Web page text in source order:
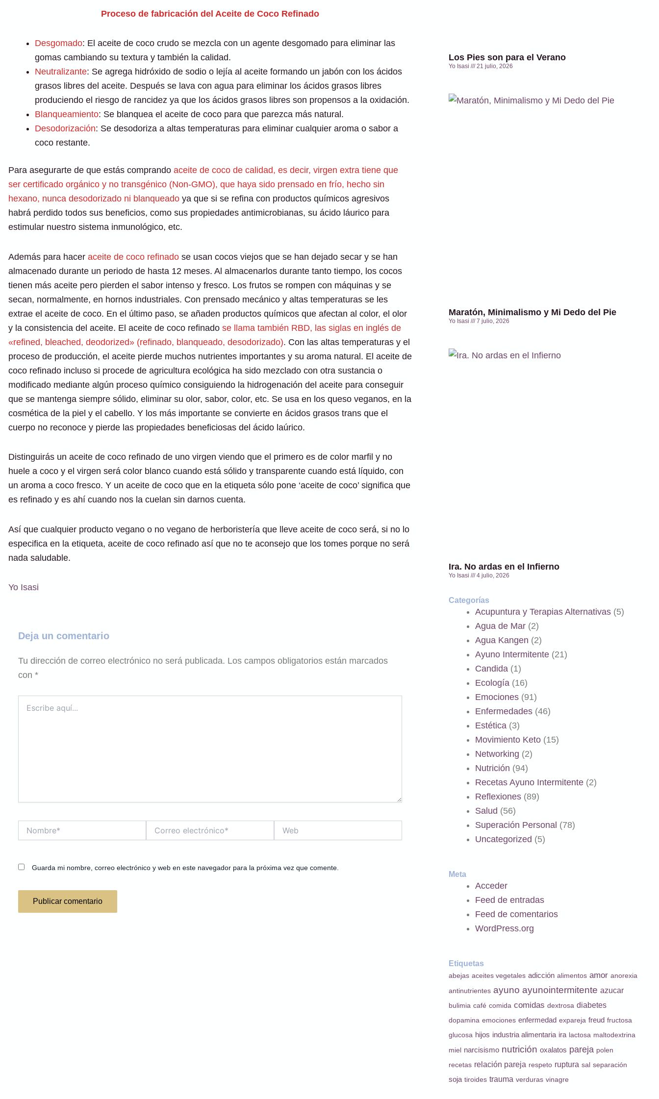
Proceso de fabricación del Aceite de Coco Refinado
Desgomado: El aceite de coco crudo se mezcla con un agente desgomado para eliminar las
gomas cambiando su textura y también la calidad.
Neutralizante: Se agrega hidróxido de sodio o lejía al aceite formando un jabón con los ácidos
grasos libres del aceite. Después se lava con agua para eliminar los ácidos grasos libres
produciendo el riesgo de rancidez ya que los ácidos grasos libres son propensos a la oxidación.
Blanqueamiento: Se blanquea el aceite de coco para que parezca más natural.
Desodorización: Se desodoriza a altas temperaturas para eliminar cualquier aroma o sabor a
coco restante.
Para asegurarte de que estás comprando aceite de coco de calidad, es decir, virgen extra tiene que
ser certificado orgánico y no transgénico (Non-GMO), que haya sido prensado en frío, hecho sin
hexano, nunca desodorizado ni blanqueado ya que si se refina con productos químicos agresivos
habrá perdido todos sus beneficios, como sus propiedades antimicrobianas, su ácido láurico para
estimular nuestro sistema inmunológico, etc.
Además para hacer aceite de coco refinado se usan cocos viejos que se han dejado secar y se han
almacenado durante un periodo de hasta 12 meses. Al almacenarlos durante tanto tiempo, los cocos
tienen más aceite pero pierden el sabor intenso y fresco. Los frutos se rompen con máquinas y se
secan, normalmente, en hornos industriales. Con prensado mecánico y altas temperaturas se les
extrae el aceite de coco. En el último paso, se añaden productos químicos que afectan al color, el olor
y la consistencia del aceite. El aceite de coco refinado se llama también RBD, las siglas en inglés de
«refined, bleached, deodorized» (refinado, blanqueado, desodorizado). Con las altas temperaturas y el
proceso de producción, el aceite pierde muchos nutrientes importantes y su aroma natural. El aceite de
coco refinado incluso si procede de agricultura ecológica ha sido mezclado con otra sustancia o
modificado mediante algún proceso químico consiguiendo la hidrogenación del aceite para conseguir
que se mantenga siempre sólido, eliminar su olor, sabor, color, etc. Se usa en los queso veganos, en la
cosmética de la piel y el cabello. Y los más importante se convierte en ácidos grasos trans que el
cuerpo no reconoce y pierde las propiedades beneficiosas del ácido laúrico.
Distinguirás un aceite de coco refinado de uno virgen viendo que el primero es de color marfil y no
huele a coco y el virgen será color blanco cuando está sólido y transparente cuando está líquido, con
un aroma a coco fresco. Y un aceite de coco que en la etiqueta sólo pone ‘aceite de coco’ significa que
es refinado y es ahí cuando nos la cuelan sin darnos cuenta.
Así que cualquier producto vegano o no vegano de herboristería que lleve aceite de coco será, si no lo
especifica en la etiqueta, aceite de coco refinado así que no te aconsejo que los tomes porque no será
nada saludable.
Yo Isasi
Deja un comentario
Tu dirección de correo electrónico no será publicada. Los campos obligatorios están marcados
con *
aquí...
electrónico*
Guarda mi nombre, correo electrónico y web en este navegador para la próxima vez que comente.
Los Pies son para el Verano
Yo Isasi 21 julio, 2026
Maratón, Minimalismo y Mi Dedo del Pie
Yo Isasi 7 julio, 2026
Ira. No ardas en el Infierno
Yo Isasi 4 julio, 2026
Categorías
Acupuntura y Terapias Alternativas (5)
Agua de Mar (2)
Agua Kangen (2)
Ayuno Intermitente (21)
Candida (1)
Ecología (16)
Emociones (91)
Enfermedades (46)
Estética (3)
Movimiento Keto (15)
Networking (2)
Nutrición (94)
Recetas Ayuno Intermitente (2)
Reflexiones (89)
Salud (56)
Superación Personal (78)
Uncategorized (5)
Meta
Acceder
Feed de entradas
Feed de comentarios
WordPress.org
Etiquetas
abejas aceites vegetales adicción alimentos amor anorexia
antinutrientes ayuno ayunointermitente azucar
bulimia café comida comidas dextrosa diabetes
dopamina emociones enfermedad expareja freud fructosa
glucosa hijos industria alimentaria ira lactosa maltodextrina
miel narcisismo nutrición oxalatos pareja polen
recetas relación pareja respeto ruptura sal separación
soja tiroides trauma verduras vinagre